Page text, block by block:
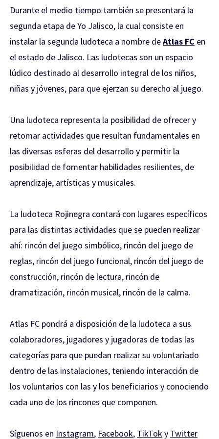
Durante el medio tiempo también se presentará la
segunda etapa de Yo Jalisco, la cual consiste en
instalar la segunda ludoteca a nombre deAtlas FC en
el estado de Jalisco. Las ludotecas son un espacio
lúdico destinado al desarrollo integral de los niños,
niñas y jóvenes, para que ejerzan su derecho al juego.
Una ludoteca representa la posibilidad de ofrecer y
retomar actividades que resultan fundamentales en
las diversas esferas del desarrollo y permitir la
posibilidad de fomentar habilidades resilientes, de
aprendizaje, artísticas y musicales.
La ludoteca Rojinegra contará con lugares específicos
para las distintas actividades que se pueden realizar
ahí: rincón del juego simbólico, rincón del juego de
reglas, rincón del juego funcional, rincón del juego de
construcción, rincón de lectura, rincón de
dramatización, rincón musical, rincón de la calma.
Atlas FC pondrá a disposición de la ludoteca a sus
colaboradores, jugadores y jugadoras de todas las
categorías para que puedan realizar su voluntariado
dentro de las instalaciones, teniendo interacción de
los voluntarios con las y los beneficiarios y conociendo
cada uno de los rincones que componen.
Síguenos en Instagram, Facebook, TikToky Twitter